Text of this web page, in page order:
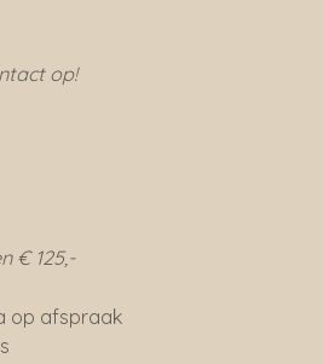
op!
€ 125,-
op afspraak